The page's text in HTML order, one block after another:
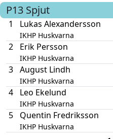
P13 Spjut
1
Lukas Alexandersson
IKHP Huskvarna
2
Erik Persson
IKHP Huskvarna
3
August Lindh
IKHP Huskvarna
4
Leo Ekelund
IKHP Huskvarna
5
Quentin Fredriksson
IKHP Huskvarna